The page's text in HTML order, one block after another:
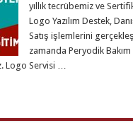
yıllık tecrübemiz ve
Logo Yazılım Destek,
Satış işlemlerini
zamanda Peryodik
Logo Servisi …